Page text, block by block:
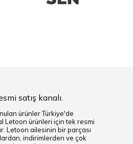
satış kanalı.
ürünler Türkiye'de
Letoon ürünleri için tek resmi
Letoon ailesinin bir parçası
indirimlerden ve çok